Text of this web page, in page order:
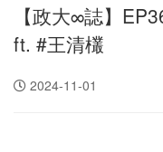
【政大∞誌】
ft. #王清欉
2024-11-01